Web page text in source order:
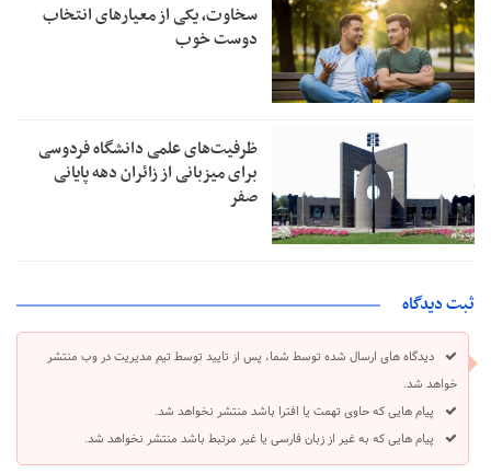
سخاوت، یکی از معیارهای انتخاب
دوست خوب
ظرفیت‌های علمی دانشگاه فردوسی
برای میزبانی از زائران دهه پایانی
صفر
ثبت دیدگاه
دیدگاه های ارسال شده توسط شما، پس از تایید توسط تیم مدیریت در وب منتشر
خواهد شد.
پیام هایی که حاوی تهمت یا افترا باشد منتشر نخواهد شد.
پیام هایی که به غیر از زبان فارسی یا غیر مرتبط باشد منتشر نخواهد شد.